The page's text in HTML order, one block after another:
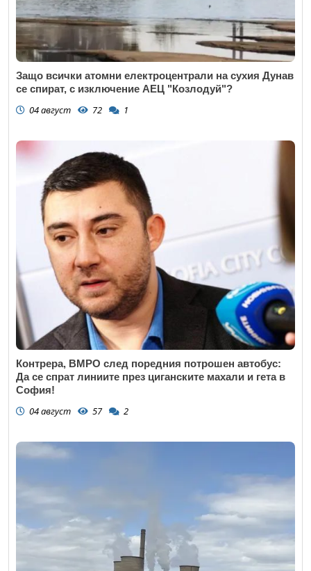
Защо всички атомни електроцентрали на сухия Дунав
се спират, с изключение АЕЦ "Козлодуй"?
04 август 72 1
Контрера, ВМРО след поредния потрошен автобус:
Да се спрат линиите през циганските махали и гета в
София!
04 август 57 2